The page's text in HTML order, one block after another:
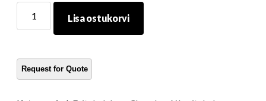
LED
kogus
Lisa ostukorvi